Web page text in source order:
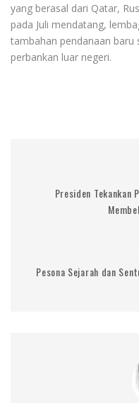
yang berasal dari Qatar,
pada Juli mendatang,
tambahan pendanaan baru
perbankan luar negeri.
Presiden
Pesona Sejarah dan